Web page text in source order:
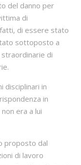
del danno per
di
di essere stato
sottoposto a
di
disciplinari in
in
era a lui
proposto dal
di lavoro